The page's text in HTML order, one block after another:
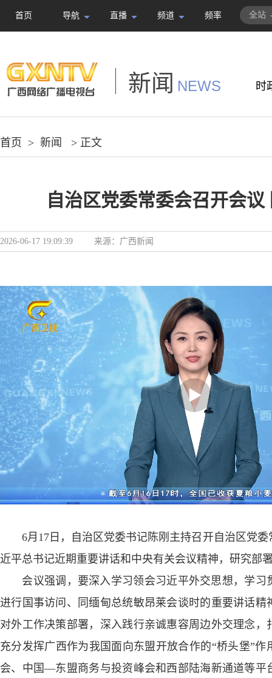
首页 导航 直播 频道 频率 全站
新闻 NEWS 时
首页 > 新闻 > 正文
自治区党委常委会召开会议
2026-06-17 19:09:39 来源： 广西新闻
6月17日，自治区党委书记陈刚主持召开自治区党委
近平总书记近期重要讲话和中央有关会议精神，研究部
会议强调，要深入学习领会习近平外交思想，学习
进行国事访问、同缅甸总统敏昂莱会谈时的重要讲话精
对外工作决策部署，深入践行亲诚惠容周边外交理念，
充分发挥广西作为我国面向东盟开放合作的“桥头堡”
会、中国—东盟商务与投资峰会和西部陆海新通道等平